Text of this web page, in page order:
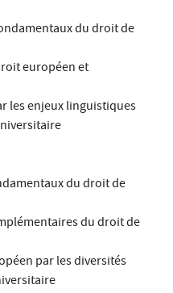
du droit de
européen et
les enjeux linguistiques
du droit de
du droit de
par les diversités